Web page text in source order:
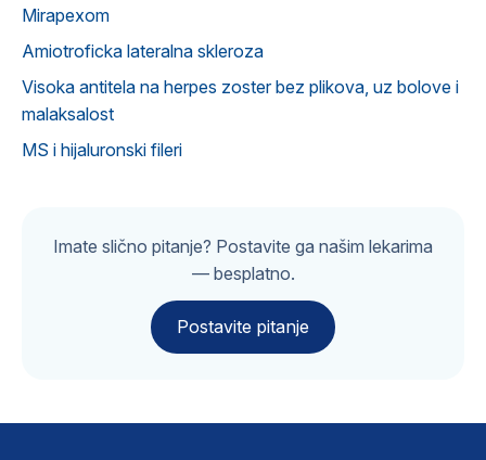
Mirapexom
Amiotroficka lateralna skleroza
Visoka antitela na herpes zoster bez plikova, uz bolove i
malaksalost
MS i hijaluronski fileri
Imate slično pitanje? Postavite ga našim lekarima
— besplatno.
Postavite pitanje